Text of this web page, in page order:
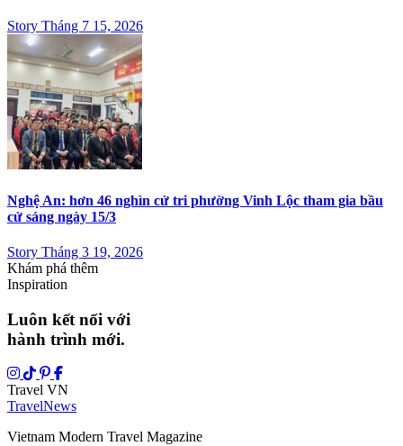
Story Tháng 7 15, 2026
Nghệ An: hơn 46 nghìn cử tri phường Vinh Lộc tham gia bầu
cử sáng ngày 15/3
Story Tháng 3 19, 2026
Khám phá thêm
Inspiration
Luôn kết nối với
hành trình mới.
Travel VN
TravelNews
Vietnam Modern Travel Magazine